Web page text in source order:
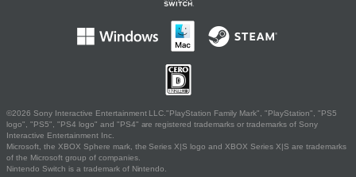
©2026 Sony Interactive Entertainment LLC."PlayStation Family Mark", "PlayStation", "PS5
logo", "PS5", "PS4 logo" and "PS4" are registered trademarks or trademarks of Sony
Interactive Entertainment Inc.
Microsoft, the XBOX Sphere mark, the Series X|S logo and XBOX Series X|S are trademarks
of the Microsoft group of companies.
Nintendo Switch is a trademark of Nintendo.